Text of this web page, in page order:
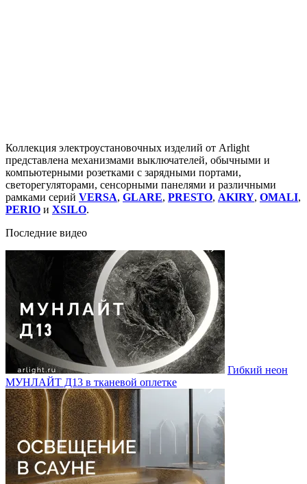
Коллекция электроустановочных изделий от Arlight
представлена механизмами выключателей, обычными и
компьютерными розетками c зарядными портами,
светорегуляторами, сенсорными панелями и различными
рамками серий VERSA, GLARE, PRESTO, AKIRY, OMALI,
PERIO и XSILO.
Последние видео
Гибкий неон
МУНЛАЙТ Д13 в тканевой оплетке